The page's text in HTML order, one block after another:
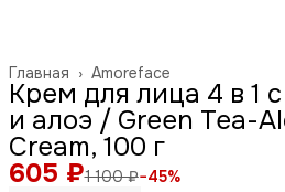
Amoreface
Главная ›
Крем для лица 4 в 1
и алоэ / Green Tea-
Cream, 100 г
605 ₽1 100 ₽−45%